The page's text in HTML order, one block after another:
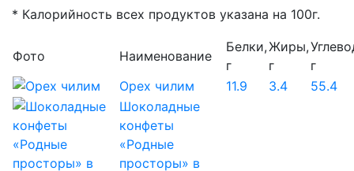
* Калорийность всех продуктов указана на 100г.
Фото Наименование
Белки,
г
Жиры,
г
г
Орех чилим
11.9 3.4
55.4
Шоколадные
конфеты
«Родные
просторы» в